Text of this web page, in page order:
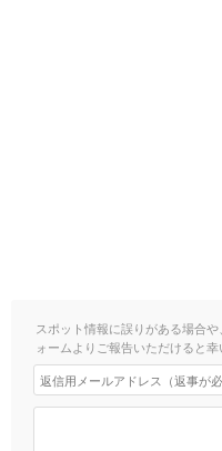
スポット情報に誤りがある場合
ォームよりご報告いただけると幸